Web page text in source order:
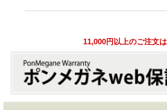
11,000円以上のご注文